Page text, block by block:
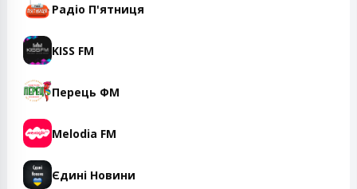
Радіо П'ятниця
KISS FM
Перець ФМ
Melodia FM
Єдині Новини